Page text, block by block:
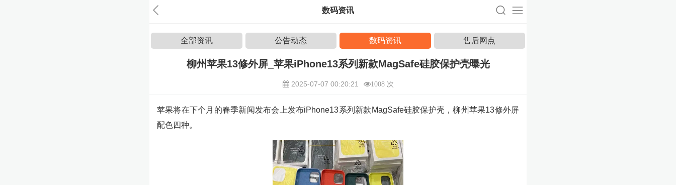
数码资讯
全部资讯 公告动态 数码资讯 售后网点
柳州苹果13修外屏_苹果iPhone13系列新款MagSafe硅胶保护壳曝光
2025-07-07 00:20:21 1008 次
苹果将在下个月的春季新闻发布会上发布iPhone13系列新款MagSafe硅胶保护壳，柳州苹果13修外屏
配色四种。